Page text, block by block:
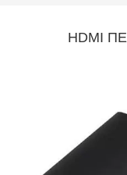
HDMI